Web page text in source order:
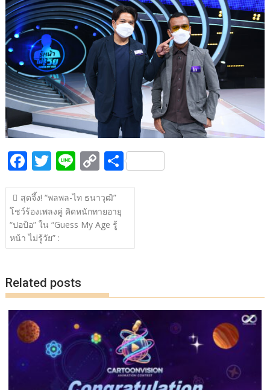
o
o
k
Li
n
k
F
ac
e
b
o
o
k
T
w
itt
er
Li
n
e
C
o
p
y
Li
n
S
h
แนะแนว
เรื่อง
สุดจึ้ง! “พลพล-ไท ธนาวุฒิ”
โชว์ร้องเพลงคู่ คิดหนักทายอายุ
“ปอป้อ” ใน “Guess My Age รู้
หน้า ไม่รู้วัย” :
Related posts